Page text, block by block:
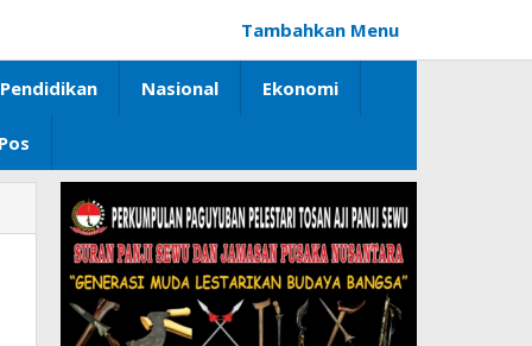
Tambahkan Menu
Pendidikan Nasional Ekonomi